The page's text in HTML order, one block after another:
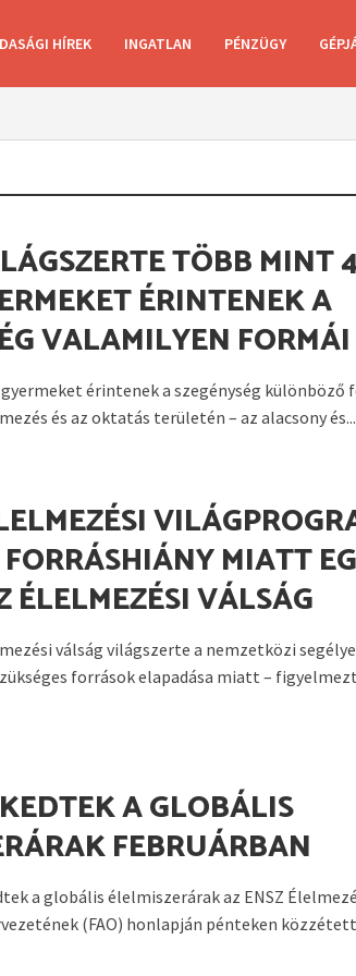
HÍREK INGATLAN PÉNZÜGY
TÖBB MINT
ÉRINTENEK A
VALAMILYEN FORMÁI
érintenek a szegénység különböző
és az oktatás területén – az alacsony és...
MIATT
ÉLELMEZÉSI VÁLSÁG
válság világszerte a nemzetközi
források elapadása miatt –
A GLOBÁLIS
FEBRUÁRBAN
a globális élelmiszerárak az ENSZ
(FAO) honlapján pénteken